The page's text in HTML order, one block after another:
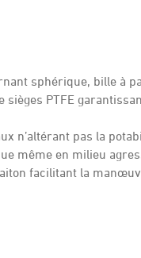
sphérique, bille à
sièges PTFE
n’altérant pas la
même en milieu
facilitant la